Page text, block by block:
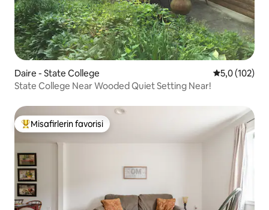
Daire - State College 5 üzerinden
5,0 (102)
State College Near Wooded Quiet Setting Near!
Misafirlerin favorilerinden en beğenilenler arasında
Misafirlerin favorisi